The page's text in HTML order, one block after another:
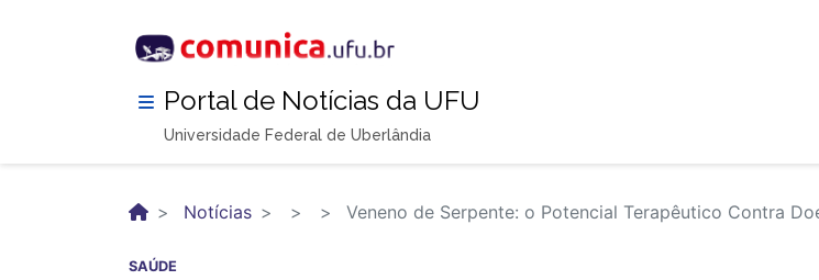
Portal de Notícias da UFU
Universidade Federal de Uberlândia
Notícias Veneno de Serpente: o Potencial Terapêutico Contra
SAÚDE